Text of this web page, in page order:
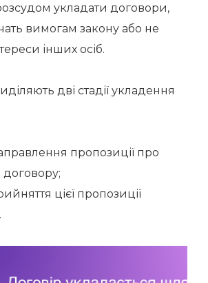
укладати договори,
вимогам закону або не
інших осіб.
дві стадії укладення
пропозиції про
цієї пропозиції